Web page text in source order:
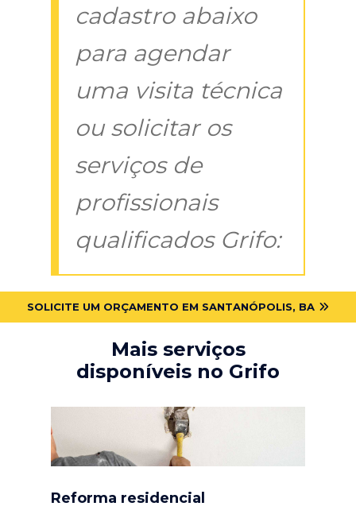
cadastro abaixo
para agendar
uma visita técnica
ou solicitar os
serviços de
profissionais
qualificados Grifo:
SOLICITE UM ORÇAMENTO EM SANTANÓPOLIS, BA
Mais serviços
disponíveis no Grifo
Reforma residencial